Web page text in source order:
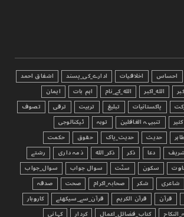
احساس اخلاقیات ادارے_کی_پسند
اشفاق احمد
الله_اکبر الله_کے_نام اہم بات
ایمان
پاکستانیات تبليغ تربیت ترقی
تصوف
تنبیہہ الغافلین توبہ
ٹیکنالوجی
حدیث حدیث_پاک حقوق
حکمت
دعا ذکر ذکر_الله ذمہ داری
رشتے
سکون سنّت سوال جواب
سوال_جواب
شاعری شکر صحابہ_اکرام صحت
صدقہ
قرآن قرآن الکریم قرآن_سے_سیکھئے
کاروبار
کتاب_فضائل_اعمال کردار
کہانی